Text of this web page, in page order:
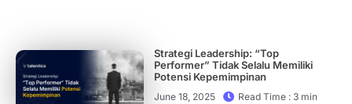
Strategi Leadership: “Top
Performer” Tidak Selalu Memiliki
Potensi Kepemimpinan
June 18, 2025 Read Time : 3 min